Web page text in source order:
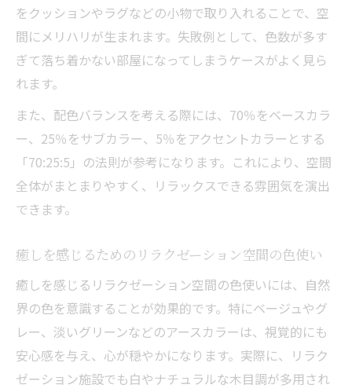
をクッションやラグなどの小物で取り入れることで、空
間にメリハリが生まれます。失敗例として、色数が多す
ぎて落ち着かない部屋になってしまうケースがよく見ら
れます。
また、配色バランスを考える際には、70％をベースカラ
ー、25％をサブカラー、5％をアクセントカラーとする
「70:25:5」の法則が参考になります。これにより、空間
全体がまとまりやすく、リラックスできる雰囲気を演出
できます。
癒しを感じるためのリラクゼーション空間の色使い
癒しを感じるリラクゼーション空間の色使いには、自然
界の色を意識することが効果的です。特にベージュやグ
レー、淡いグリーンなどのアースカラーは、視覚的にも
安心感を与え、心が穏やかになります。実際に、リラク
ゼーション施設でも白やナチュラルな木目調が多用され